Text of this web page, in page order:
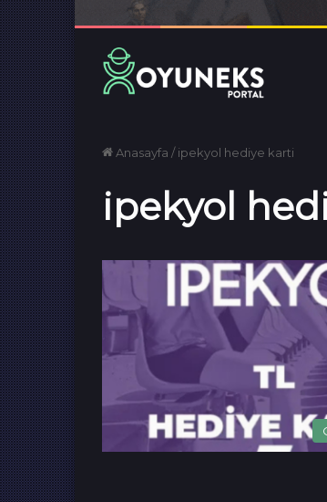
Anasayfa / ipekyol hediye karti
ipekyol